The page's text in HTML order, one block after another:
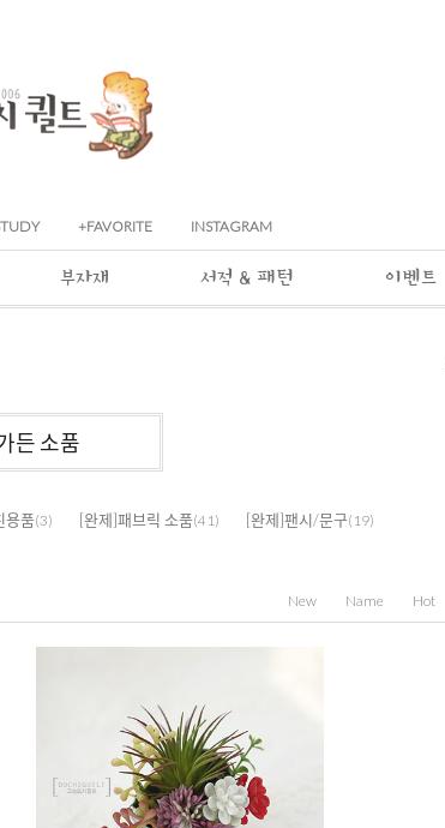
+FAVORITE INSTAGRAM
부자재 서적 & 패턴 이벤트
든 소품
용품(3) [완제]패브릭 소품(41) [완제]팬시/문구(19)
New Name Hot